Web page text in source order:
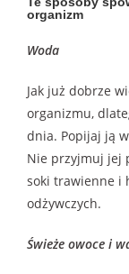
organizm
Woda
Jak już dobrze
organizmu,
dnia. Popijaj ją
Nie przyjmuj jej
soki trawienne i
odżywczych.
Świeże owoce i